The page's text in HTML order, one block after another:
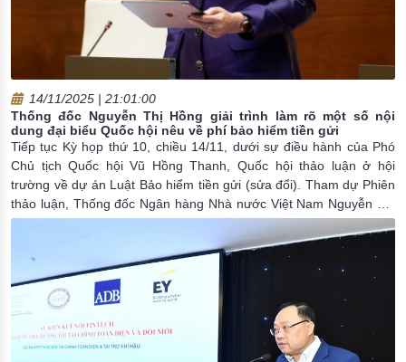
14/11/2025 | 21:01:00
Thống đốc Nguyễn Thị Hồng giải trình làm rõ một số nội
dung đại biểu Quốc hội nêu về phí bảo hiểm tiền gửi
Tiếp tục Kỳ họp thứ 10, chiều 14/11, dưới sự điều hành của Phó
Chủ tịch Quốc hội Vũ Hồng Thanh, Quốc hội thảo luận ở hội
trường về dự án Luật Bảo hiểm tiền gửi (sửa đổi). Tham dự Phiên
thảo luận, Thống đốc Ngân hàng Nhà nước Việt Nam Nguyễn Thị
Hồng đã giải trình làm rõ một số nội dung đại biểu Quốc hội nêu
về phí bảo hiểm tiền gửi, cơ chế phí bảo hiểm tiền gửi.